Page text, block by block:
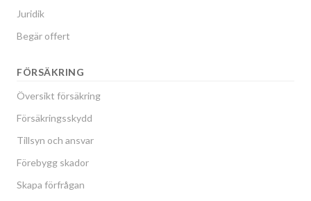
Juridik
Begär offert
FÖRSÄKRING
Översikt försäkring
Försäkringsskydd
Tillsyn och ansvar
Förebygg skador
Skapa förfrågan